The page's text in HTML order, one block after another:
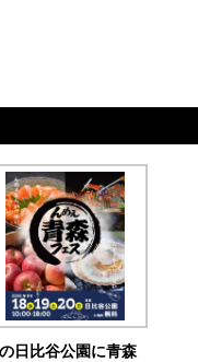
日比谷公園に青森